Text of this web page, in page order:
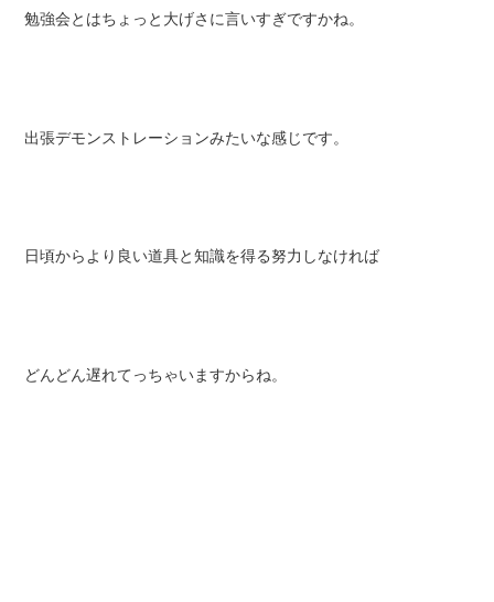
勉強会とはちょっと大げさに言いすぎですかね。
出張デモンストレーションみたいな感じです。
日頃からより良い道具と知識を得る努力しなければ
どんどん遅れてっちゃいますからね。